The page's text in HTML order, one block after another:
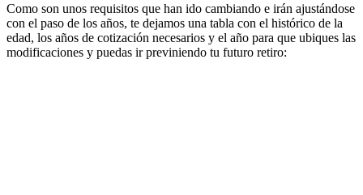
Como son unos requisitos que han ido cambiando e irán ajustándose
con el paso de los años, te dejamos una tabla con el histórico de la
edad, los años de cotización necesarios y el año para que ubiques las
modificaciones y puedas ir previniendo tu futuro retiro: